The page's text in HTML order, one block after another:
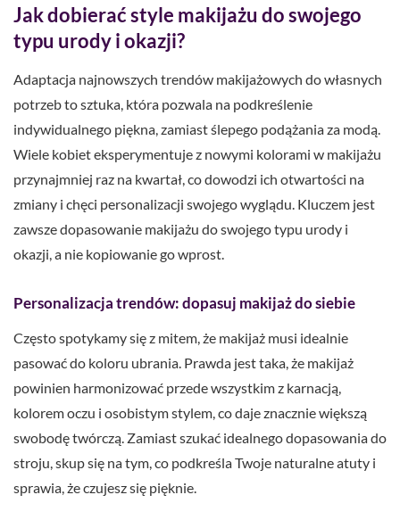
Jak dobierać style makijażu do swojego
typu urody i okazji?
Adaptacja najnowszych trendów makijażowych do własnych
potrzeb to sztuka, która pozwala na podkreślenie
indywidualnego piękna, zamiast ślepego podążania za modą.
Wiele kobiet eksperymentuje z nowymi kolorami w makijażu
przynajmniej raz na kwartał, co dowodzi ich otwartości na
zmiany i chęci personalizacji swojego wyglądu. Kluczem jest
zawsze dopasowanie makijażu do swojego typu urody i
okazji, a nie kopiowanie go wprost.
Personalizacja trendów: dopasuj makijaż do siebie
Często spotykamy się z mitem, że makijaż musi idealnie
pasować do koloru ubrania. Prawda jest taka, że makijaż
powinien harmonizować przede wszystkim z karnacją,
kolorem oczu i osobistym stylem, co daje znacznie większą
swobodę twórczą. Zamiast szukać idealnego dopasowania do
stroju, skup się na tym, co podkreśla Twoje naturalne atuty i
sprawia, że czujesz się pięknie.